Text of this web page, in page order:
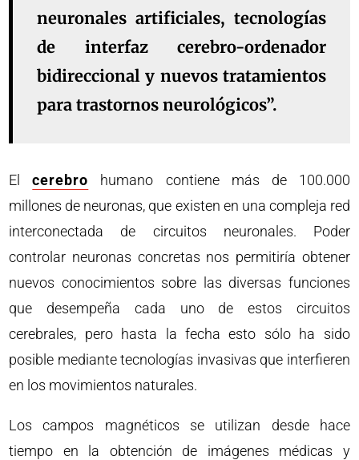
neuronales artificiales, tecnologías
de interfaz cerebro-ordenador
bidireccional y nuevos tratamientos
para trastornos neurológicos”.
Elcerebro humano contiene más de 100.000
millones de neuronas, que existen en una compleja red
interconectada de circuitos neuronales. Poder
controlar neuronas concretas nos permitiría obtener
nuevos conocimientos sobre las diversas funciones
que desempeña cada uno de estos circuitos
cerebrales, pero hasta la fecha esto sólo ha sido
posible mediante tecnologías invasivas que interfieren
en los movimientos naturales.
Los campos magnéticos se utilizan desde hace
tiempo en la obtención de imágenes médicas y